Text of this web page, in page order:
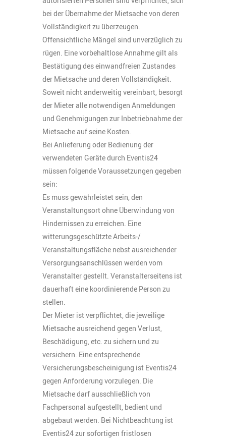
bei der Übernahme der Mietsache von deren
Vollständigkeit zu überzeugen.
Offensichtliche Mängel sind unverzüglich zu
rügen. Eine vorbehaltlose Annahme gilt als
Bestätigung des einwandfreien Zustandes
der Mietsache und deren Vollständigkeit.
Soweit nicht anderweitig vereinbart, besorgt
der Mieter alle notwendigen Anmeldungen
und Genehmigungen zur Inbetriebnahme der
Mietsache auf seine Kosten.
Bei Anlieferung oder Bedienung der
verwendeten Geräte durch Eventis24
müssen folgende Voraussetzungen gegeben
sein:
Es muss gewährleistet sein, den
Veranstaltungsort ohne Überwindung von
Hindernissen zu erreichen. Eine
witterungsgeschützte Arbeits-/
Veranstaltungsfläche nebst ausreichender
Versorgungsanschlüssen werden vom
Veranstalter gestellt. Veranstalterseitens ist
dauerhaft eine koordinierende Person zu
stellen.
Der Mieter ist verpflichtet, die jeweilige
Mietsache ausreichend gegen Verlust,
Beschädigung, etc. zu sichern und zu
versichern. Eine entsprechende
Versicherungsbescheinigung ist Eventis24
gegen Anforderung vorzulegen. Die
Mietsache darf ausschließlich von
Fachpersonal aufgestellt, bedient und
abgebaut werden. Bei Nichtbeachtung ist
Eventis24 zur sofortigen fristlosen